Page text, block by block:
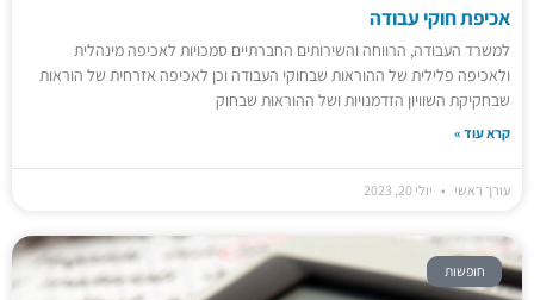
אכיפת חוקי עבודה
למשרד העבודה, הרווחה והשירותים החברתיים סמכויות לאכיפה מינהלית
ולאכיפה פלילית של ההוראות שבחוקי העבודה וכן לאכיפה אזרחית של הוראות
שבחקיקת השוויון הזדמנויות ושל ההוראות שבחוק
קרא עוד »
עורך ראשי יולי 20, 2023
חופשות